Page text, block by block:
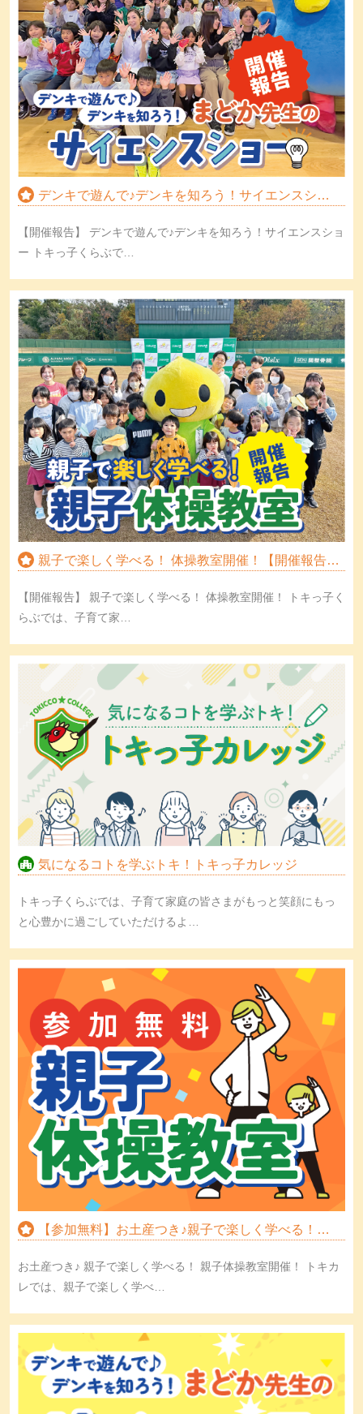
デンキで遊んで♪デンキを知ろう！サイエンスショ…
【開催報告】 デンキで遊んで♪デンキを知ろう！サイエンスショ
ー トキっ子くらぶで…
親子で楽しく学べる！ 体操教室開催！【開催報告…
【開催報告】 親子で楽しく学べる！ 体操教室開催！ トキっ子く
らぶでは、子育て家…
気になるコトを学ぶトキ！トキっ子カレッジ
トキっ子くらぶでは、子育て家庭の皆さまがもっと笑顔にもっ
と心豊かに過ごしていただけるよ…
【参加無料】お土産つき♪親子で楽しく学べる！親…
お土産つき♪ 親子で楽しく学べる！ 親子体操教室開催！ トキカ
レでは、親子で楽しく学べ…